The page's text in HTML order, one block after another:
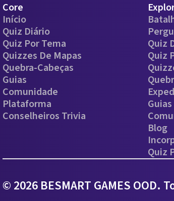
Core
Início
Quiz Diário
Quiz Por Tema
Quizzes De Mapas
Quebra-Cabeças
Guias
Comunidade
Plataforma
Conselheiros Trivia
Quiz
Quiz
Guias
Blog
Quiz
© 2026 BESMART GAMES